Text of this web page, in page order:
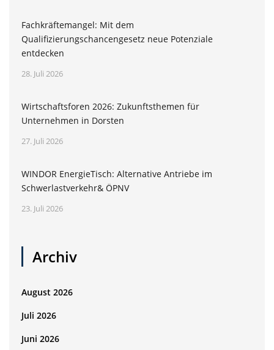
Fachkräftemangel: Mit dem
Qualifizierungschancengesetz neue Potenziale
entdecken
28. Juli 2026
Wirtschaftsforen 2026: Zukunftsthemen für
Unternehmen in Dorsten
27. Juli 2026
WINDOR EnergieTisch: Alternative Antriebe im
Schwerlastverkehr& ÖPNV
23. Juli 2026
Archiv
August 2026
Juli 2026
Juni 2026